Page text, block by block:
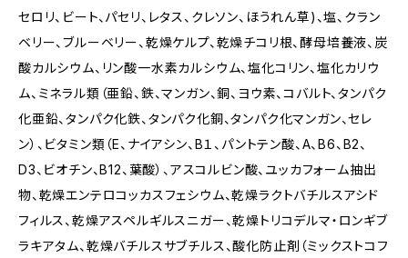
セロリ、ビート、パセリ、レタス、クレソン、ほうれん草)、塩、クラン
ベリー、ブルーベリー、乾燥ケルプ、乾燥チコリ根、酵母培養液、炭
酸カルシウム、リン酸一水素カルシウム、塩化コリン、塩化カリウ
ム、ミネラル類（亜鉛、鉄、マンガン、銅、ヨウ素、コバルト、タンパク
化亜鉛、タンパク化鉄、タンパク化銅、タンパク化マンガン、セレ
ン）、ビタミン類（E、ナイアシン、B１、パントテン酸、A、B6、B2、
D3、ビオチン、B12、葉酸）、アスコルビン酸、ユッカフォーム抽出
物、乾燥エンテロコッカスフェシウム、乾燥ラクトバチルスアシド
フィルス、乾燥アスペルギルスニガー、乾燥トリコデルマ・ロンギブ
ラキアタム、乾燥バチルスサブチルス、酸化防止剤（ミックストコフ